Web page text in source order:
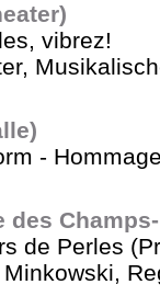
vibrez!
-
des
de Perles